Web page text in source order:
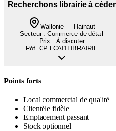
Recherchons librairie à céder
Wallonie — Hainaut
Secteur : Commerce de détail
Prix : À discuter
Réf. CP-LCAI1LIBRAIRIE
Points forts
Local commercial de qualité
Clientèle fidèle
Emplacement passant
Stock optionnel